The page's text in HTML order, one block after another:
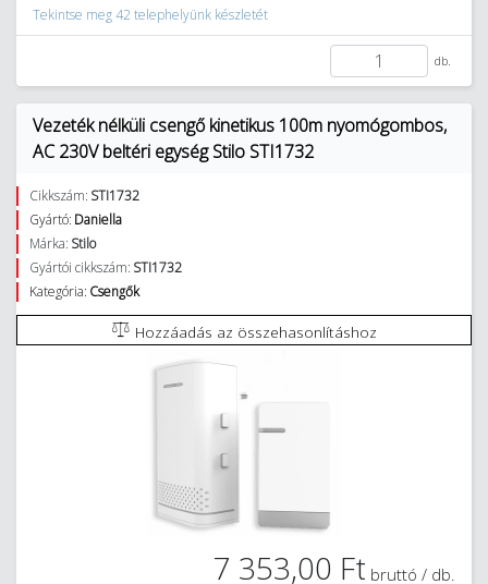
Tekintse meg 42 telephelyünk készletét
db.
Vezeték nélküli csengő kinetikus 100m nyomógombos,
AC 230V beltéri egység Stilo STI1732
Cikkszám: STI1732
Gyártó: Daniella
Márka: Stilo
Gyártói cikkszám: STI1732
Kategória: Csengők
Hozzáadás az összehasonlításhoz
7 353,00 Ft bruttó / db.